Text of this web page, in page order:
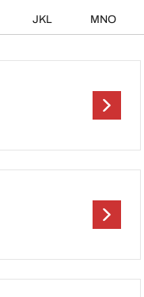
JKL MNO